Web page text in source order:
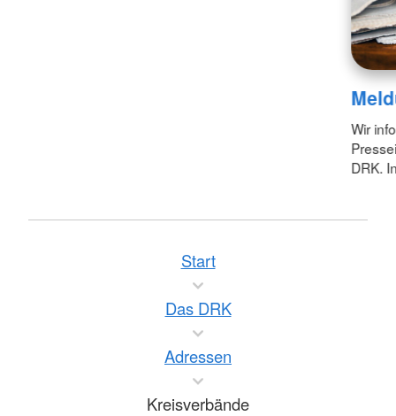
Wir
DRK.
Start
Das DRK
Adressen
Kreisverbände